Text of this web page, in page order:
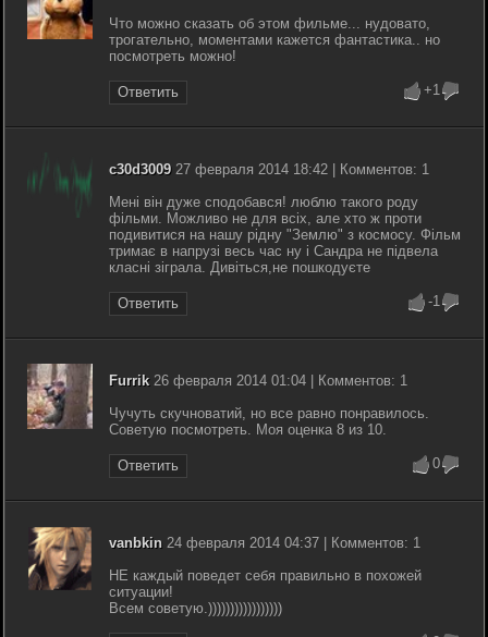
Что можно сказать об этом фильме... нудовато,
трогательно, моментами кажется фантастика.. но
посмотреть можно!
Ответить +1
c30d300927 февраля 2014 18:42 | Комментов: 1
Мені він дуже сподобався! люблю такого роду
фільми. Можливо не для всіх, але хто ж проти
подивитися на нашу рідну "Землю" з космосу. Фільм
тримає в напрузі весь час ну і Сандра не підвела
класні зіграла. Дивіться,не пошкодуєте
Ответить -1
Furrik26 февраля 2014 01:04 | Комментов: 1
Чучуть скучноватий, но все равно понравилось.
Советую посмотреть. Моя оценка 8 из 10.
Ответить 0
vanbkin 24 февраля 2014 04:37 | Комментов: 1
НЕ каждый поведет себя правильно в похожей
ситуации!
Всем советую.)))))))))))))))))